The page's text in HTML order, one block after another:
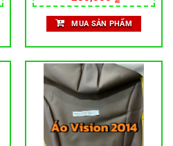
hạng5.00
5 sao
gốc
là:
340,000 ₫.
hiện
tại
là:
285,000 ₫.
MUA SẢN PHẨM